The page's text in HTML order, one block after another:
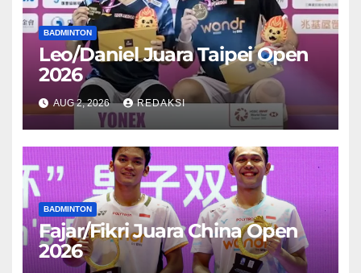
BADMINTON
Leo/Daniel Juara Taipei Open
2026
AUG 2, 2026 REDAKSI
BADMINTON
Fajar/Fikri Juara China Open
2026